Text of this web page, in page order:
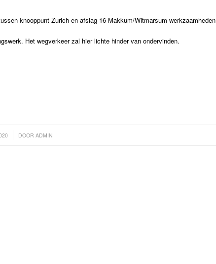
knooppunt Zurich en afslag 16 Makkum/Witmarsum werkzaamheden
Het wegverkeer zal hier lichte hinder van ondervinden.
DOORADMIN